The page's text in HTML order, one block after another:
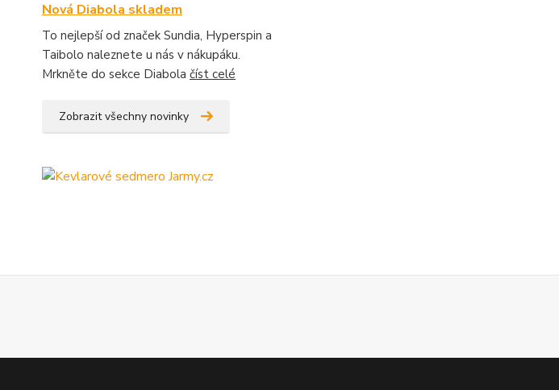
Nová Diabola skladem
To nejlepší od značek Sundia, Hyperspin a
Taibolo naleznete u nás v nákupáku.
Mrkněte do sekce Diabola číst celé
Zobrazit všechny novinky